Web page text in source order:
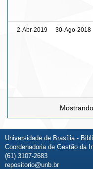
2-Abr-2019 30-Ago-2018
Universidade de Brasília -
Coordenadoria de Gestão da
(61) 3107-2683
repositorio@unb.br